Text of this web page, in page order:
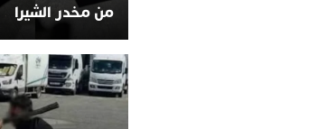
من مخدر الشيرا